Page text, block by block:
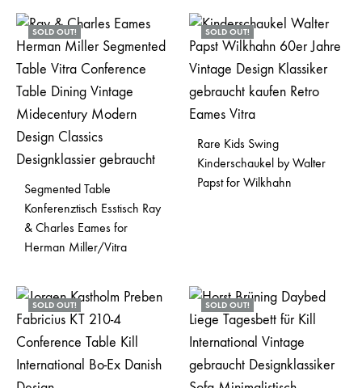
SOLD OUT!
Segmented Table
Konferenztisch Esstisch Ray
& Charles Eames for
Herman Miller/Vitra
SOLD OUT!
Rare Kids Swing
Kinderschaukel by Walter
Papst for Wilkhahn
SOLD OUT! SOLD OUT!